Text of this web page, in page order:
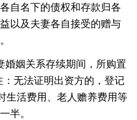
自名下的债权和存款归各
以及夫妻各自接受的赠与
婚姻关系存续期间，所购置
无法证明出资方的，登记
生活费用、老人赡养费用等
半。